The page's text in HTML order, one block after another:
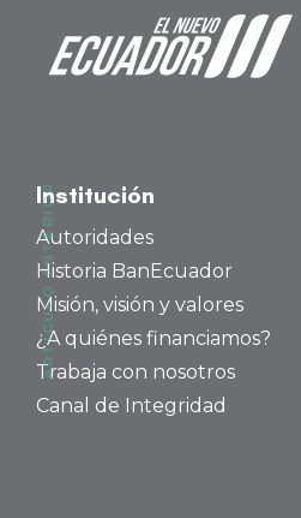
ARTÍCULO ANTERIOR
Institución
Autoridades
Historia BanEcuador
Misión, visión y valores
¿A quiénes financiamos?
Trabaja con nosotros
Canal de Integridad